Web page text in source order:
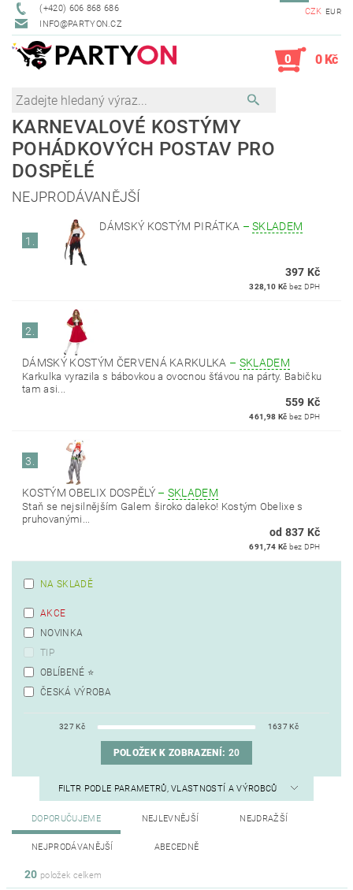
(+420) 606 868 686
INFO@PARTYON.CZ
CZK EUR
0 0 Kč
KARNEVALOVÉ KOSTÝMY
POHÁDKOVÝCH POSTAV PRO
DOSPĚLÉ
NEJPRODÁVANĚJŠÍ
1.
DÁMSKÝ KOSTÝM PIRÁTKA –SKLADEM
397 Kč
328,10 Kč bez DPH
2.
DÁMSKÝ KOSTÝM ČERVENÁ KARKULKA – SKLADEM
Karkulka vyrazila s bábovkou a ovocnou šťávou na párty. Babičku
tam asi...
559 Kč
461,98 Kč bez DPH
3.
KOSTÝM OBELIX DOSPĚLÝ – SKLADEM
Staň se nejsilnějším Galem široko daleko! Kostým Obelixe s
pruhovanými...
od 837 Kč
691,74 Kč bez DPH
NA SKLADĚ
AKCE
NOVINKA
TIP
OBLÍBENÉ ⭐️
ČESKÁ VÝROBA
327Kč 1637Kč
POLOŽEK K ZOBRAZENÍ: 20
FILTR PODLE PARAMETRŮ, VLASTNOSTÍ A VÝROBCŮ
DOPORUČUJEME NEJLEVNĚJŠÍ NEJDRAŽŠÍ
NEJPRODÁVANĚJŠÍ ABECEDNĚ
20 položek celkem